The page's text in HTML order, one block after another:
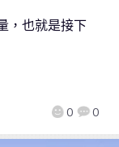
0 0
，也就是接下